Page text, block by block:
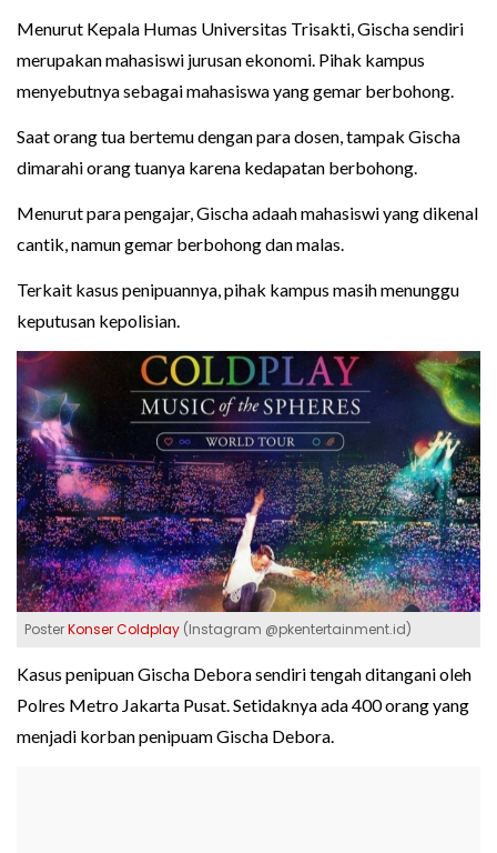
Menurut Kepala Humas Universitas Trisakti, Gischa sendiri
merupakan mahasiswi jurusan ekonomi. Pihak kampus
menyebutnya sebagai mahasiswa yang gemar berbohong.
Saat orang tua bertemu dengan para dosen, tampak Gischa
dimarahi orang tuanya karena kedapatan berbohong.
Menurut para pengajar, Gischa adaah mahasiswi yang dikenal
cantik, namun gemar berbohong dan malas.
Terkait kasus penipuannya, pihak kampus masih menunggu
keputusan kepolisian.
PosterKonser Coldplay (Instagram @pkentertainment.id)
Kasus penipuan Gischa Debora sendiri tengah ditangani oleh
Polres Metro Jakarta Pusat. Setidaknya ada 400 orang yang
menjadi korban penipuam Gischa Debora.